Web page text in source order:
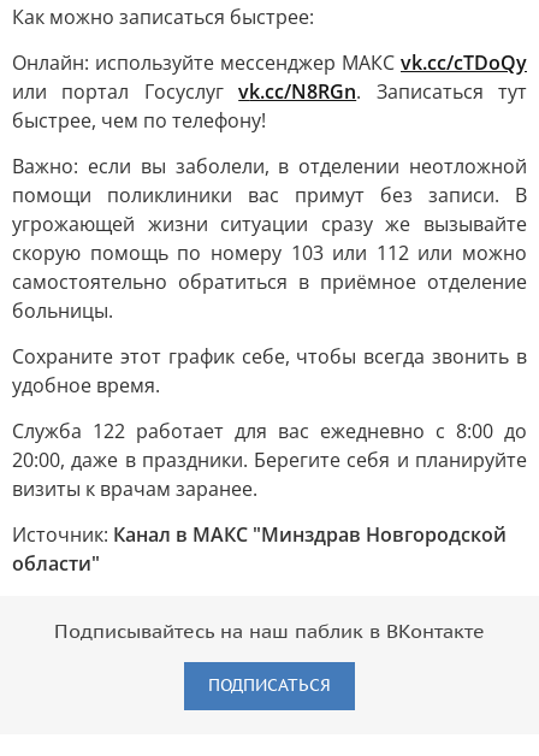
Как можно записаться быстрее:
Онлайн: используйте мессенджер МАКС vk.cc/cTDoQy
или портал Госуслугvk.cc/N8RGn. Записаться тут
быстрее, чем по телефону!
Важно: если вы заболели, в отделении неотложной
помощи поликлиники вас примут без записи. В
угрожающей жизни ситуации сразу же вызывайте
скорую помощь по номеру 103 или 112 или можно
самостоятельно обратиться в приёмное отделение
больницы.
Сохраните этот график себе, чтобы всегда звонить в
удобное время.
Служба 122 работает для вас ежедневно с 8:00 до
20:00, даже в праздники. Берегите себя и планируйте
визиты к врачам заранее.
Источник: Канал в МАКС "Минздрав Новгородской
области"
Подписывайтесь на наш паблик в ВКонтакте
ПОДПИСАТЬСЯ